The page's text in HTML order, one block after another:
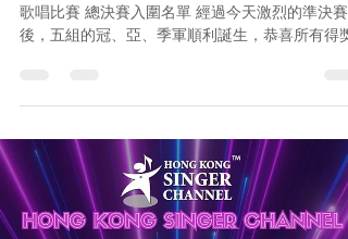
唱比賽 準決賽
加上之前在「冬季音樂戰」中獲獎的三名種子選
手，決賽23強誕生了！他們將會在4月4日齊齊踏
灣仔會議展覽中心的大舞台，在總決賽中爭奪終極
殊榮。我們將以電郵通知入圍者有關總決賽的安